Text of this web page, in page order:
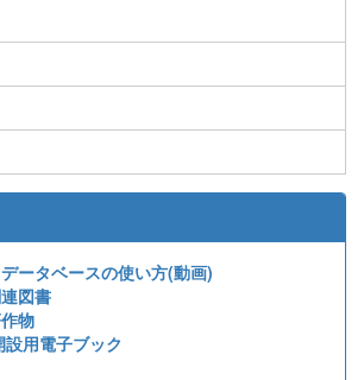
ータベースの使い方(動画)
図書
物
設用電子ブック